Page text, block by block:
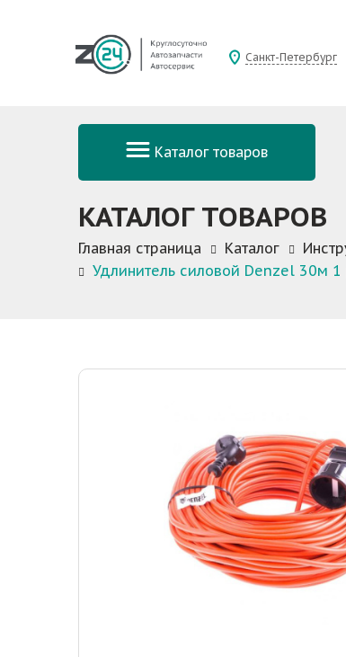
Санкт-Петербург
Каталог товаров
КАТАЛОГ ТОВАРОВ
Главная страница Каталог
Удлинитель силовой Denzel 30м 1